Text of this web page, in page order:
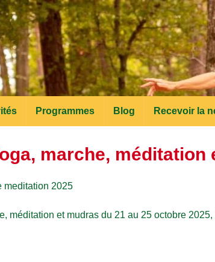
Programmes Blog Recevoir la
marche, méditation
méditation et mudras du 21 au 25 octobre